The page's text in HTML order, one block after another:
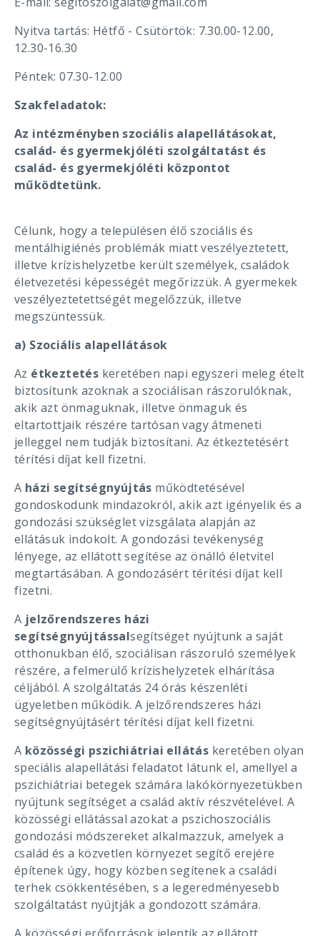
Nyitva tartás: Hétfő - Csütörtök: 7.30.00-12.00,
12.30-16.30
Péntek: 07.30-12.00
Szakfeladatok:
Az intézményben szociális alapellátásokat,
család- és gyermekjóléti szolgáltatást és
család- és gyermekjóléti központot
működtetünk.
Célunk, hogy a településen élő szociális és
mentálhigiénés problémák miatt veszélyeztetett,
illetve krízishelyzetbe került személyek, családok
életvezetési képességét megőrizzük. A gyermekek
veszélyeztetettségét megelőzzük, illetve
megszüntessük.
a) Szociális alapellátások
Az étkeztetés keretében napi egyszeri meleg ételt
biztosítunk azoknak a szociálisan rászorulóknak,
akik azt önmaguknak, illetve önmaguk és
eltartottjaik részére tartósan vagy átmeneti
jelleggel nem tudják biztosítani. Az étkeztetésért
térítési díjat kell fizetni.
A házi segítségnyújtás működtetésével
gondoskodunk mindazokról, akik azt igényelik és a
gondozási szükséglet vizsgálata alapján az
ellátásuk indokolt. A gondozási tevékenység
lényege, az ellátott segítése az önálló életvitel
megtartásában. A gondozásért térítési díjat kell
fizetni.
A jelzőrendszeres házi
segítségnyújtássalsegítséget nyújtunk a saját
otthonukban élő, szociálisan rászoruló személyek
részére, a felmerülő krízishelyzetek elhárítása
céljából. A szolgáltatás 24 órás készenléti
ügyeletben működik. A jelzőrendszeres házi
segítségnyújtásért térítési díjat kell fizetni.
A közösségi pszichiátriai ellátás keretében olyan
speciális alapellátási feladatot látunk el, amellyel a
pszichiátriai betegek számára lakókörnyezetükben
nyújtunk segítséget a család aktív részvételével. A
közösségi ellátással azokat a pszichoszociális
gondozási módszereket alkalmazzuk, amelyek a
család és a közvetlen környezet segítő erejére
építenek úgy, hogy közben segítenek a családi
terhek csökkentésében, s a legeredményesebb
szolgáltatást nyújtják a gondozott számára.